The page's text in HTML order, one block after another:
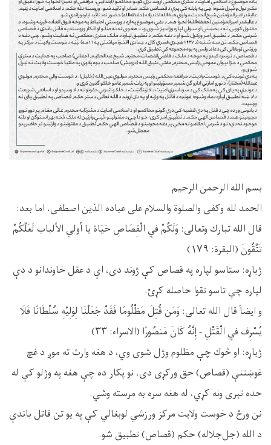
بسم الله الرحمن الرحيم
الحمد لله وكفى والصلوة والسلام على عباده الذين اصطفی، اما بعد:
قال الله تبارك وتعالى: وَلَكُمْ فِي الْقِصَاصِ حَيَاة يا أولي الألباب لَعَلَّكُمْ
تَتَّقُونَ (البقرة: ۱۷۹)
ژباړه: ستاسو لپاره په قصاص کې ژوند دی، اې د عقل خاوندانو د دې
لپاره چې تاسو تقوا حاصله کړئ.
و ايضاً قال الله تعالى: وَمَن قُتِلَ مَظْلُومًا فَقَدْ جَعَلْنَا لِوَلِيْهِ سُلْطَانًا فَلَا
يُسْرِف فِي الْقَتْلِ - إِنَّهُ كَانَ مَنصُورًا (الاسراء: ۳۳)
ژباړه: او څوك چې مظلوم وژل شوى وي، د هغه وارث ته موږ د غچ
غوښتنې (قصاص) حق ورکړی دى، نو پكار ده چې هغه په وژلو کې له
حده تېرى ونه کړي، له هغه سره به مرسته وشي.
نن ورځ د خوست ولایت مرکز ورزشي لوبغالي کې په یو تن قاتل باندې
د الله (جل‌‌جلاله) حکم (قصاص) تطبيق شو.